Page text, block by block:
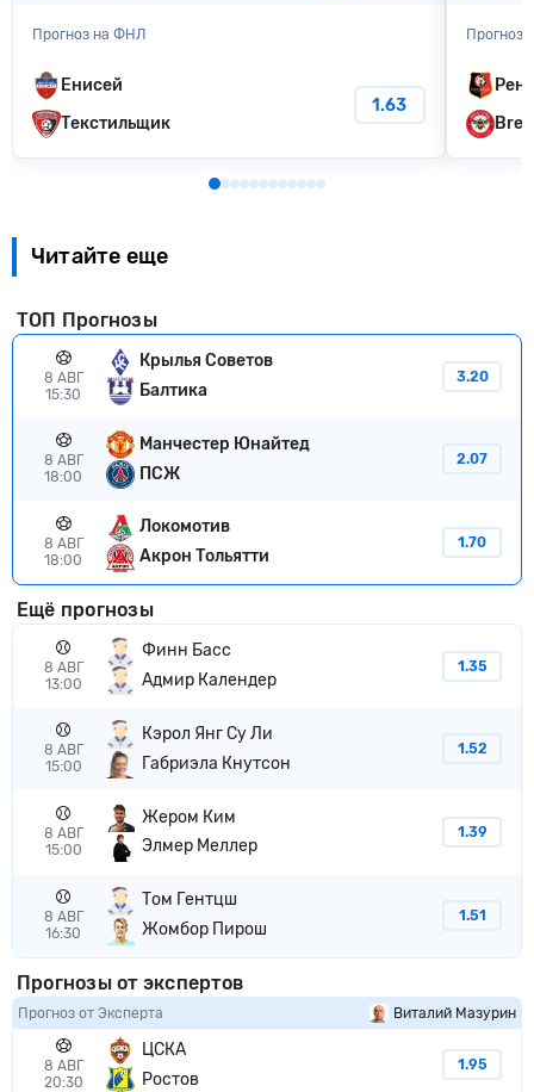
Прогноз на ФНЛ
Енисей
Текстильщик
1.63
Прогноз
Читайте еще
ТОП Прогнозы
8 АВГ
15:30
Крылья Советов
Балтика
3.20
8 АВГ
18:00
Манчестер Юнайтед
ПСЖ
2.07
8 АВГ
18:00
Локомотив
Акрон Тольятти
1.70
Ещё прогнозы
8 АВГ
13:00
Финн Басс
Адмир Календер
1.35
8 АВГ
15:00
Кэрол Янг Су Ли
Габриэла Кнутсон
1.52
8 АВГ
15:00
Жером Ким
Элмер Меллер
1.39
8 АВГ
16:30
Том Гентцш
Жомбор Пирош
1.51
Прогнозы от экспертов
Прогноз от Эксперта Виталий Мазурин
8 АВГ
20:30
ЦСКА
Ростов
1.95